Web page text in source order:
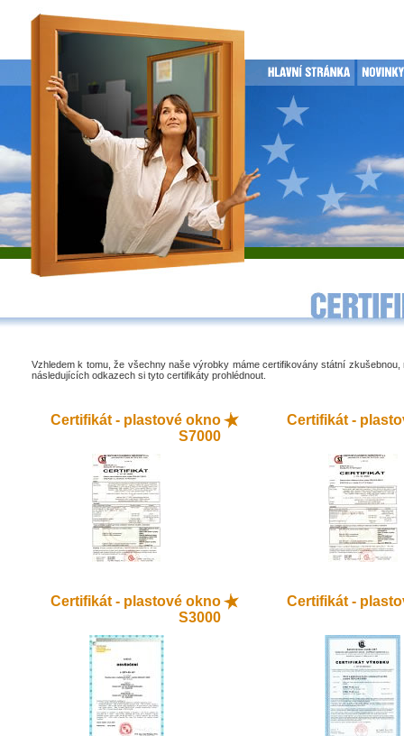
Vzhledem k tomu, že všechny naše výrobky máme certifikovány státní zkušebnou,
následujících odkazech si tyto certifikáty prohlédnout.
Certifikát - plastové okno
S7000
Certifikát -
Certifikát - plastové okno
S3000
Certifikát -